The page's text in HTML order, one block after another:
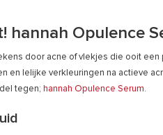
hannah Opulence
door acne of vlekjes die ooit
en lelijke verkleuringen na actieve
tegen; hannah Opulence Serum.